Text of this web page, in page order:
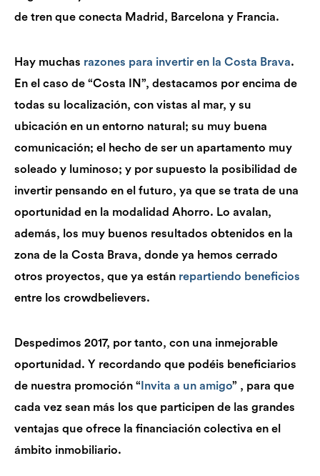
de tren que conecta Madrid, Barcelona y Francia.
Hay muchas razones para invertir en la Costa Brava.
En el caso de “Costa IN”, destacamos por encima de
todas su localización, con vistas al mar, y su
ubicación en un entorno natural; su muy buena
comunicación; el hecho de ser un apartamento muy
soleado y luminoso; y por supuesto la posibilidad de
invertir pensando en el futuro, ya que se trata de una
oportunidad en la modalidad Ahorro. Lo avalan,
además, los muy buenos resultados obtenidos en la
zona de la Costa Brava, donde ya hemos cerrado
otros proyectos, que ya están repartiendo beneficios
entre los crowdbelievers.
Despedimos 2017, por tanto, con una inmejorable
oportunidad. Y recordando que podéis beneficiarios
de nuestra promoción “ Invita a un amigo” , para que
cada vez sean más los que participen de las grandes
ventajas que ofrece la financiación colectiva en el
ámbito inmobiliario.